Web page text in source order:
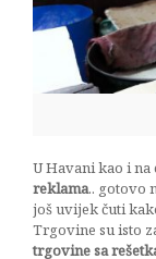
U Havani kao i
reklama.. gotovo
još uvijek čuti
Trgovine su isto
trgovine sa